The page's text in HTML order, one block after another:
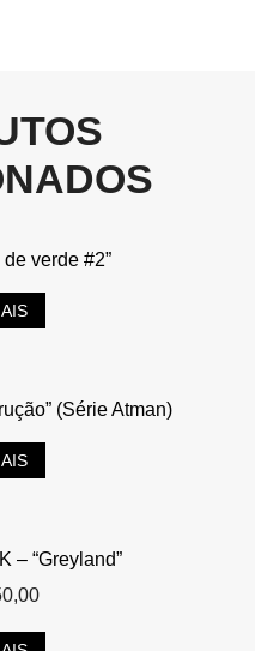
verde #2”
(Série Atman)
– “Greyland”